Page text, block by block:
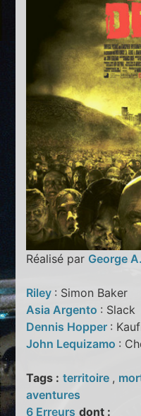
Réalisé par George
Riley : Simon Baker
Asia Argento : Slack
Dennis Hopper :
John Lequizamo :
Tags : territoire ,
aventures
6 Erreurs dont :